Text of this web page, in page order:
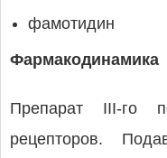
фамотидин
Фармакодинамика
Препарат III-го
рецепторов.